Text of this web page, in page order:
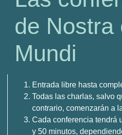
de Nostra
Mundi
Entrada libre hasta
Todas las charlas, salvo
contrario, comenzarán a
Cada conferencia tendrá
y 50 minutos,